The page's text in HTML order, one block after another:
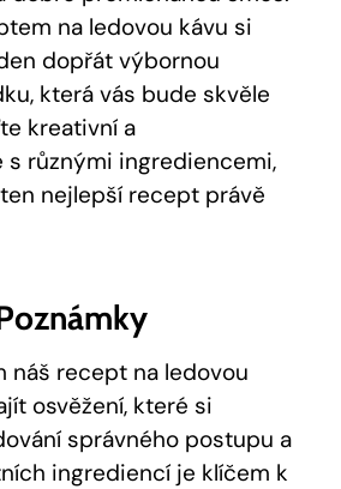
na ledovou kávu si
dopřát výbornou
která vás bude skvěle
kreativní a
různými ingrediencemi,
nejlepší recept právě
náš recept na ledovou
osvěžení, které si
správného postupu a
ingrediencí je klíčem k